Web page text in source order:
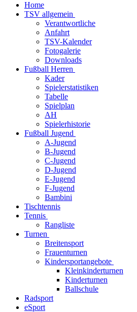
Home
TSV allgemein
Verantwortliche
Anfahrt
TSV-Kalender
Fotogalerie
Downloads
Fußball Herren
Kader
Spielerstatistiken
Tabelle
Spielplan
AH
Spielerhistorie
Fußball Jugend
A-Jugend
B-Jugend
C-Jugend
D-Jugend
E-Jugend
F-Jugend
Bambini
Tischtennis
Tennis
Rangliste
Turnen
Breitensport
Frauenturnen
Kindersportangebote
Kleinkinderturnen
Kinderturnen
Ballschule
Radsport
eSport